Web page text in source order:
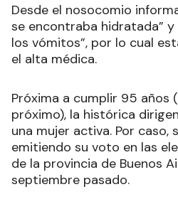
Desde el nosocomio
se encontraba hidratada”
los vómitos”, por lo cual
el alta médica.
Próxima a cumplir 95 años
próximo), la histórica
una mujer activa. Por caso,
emitiendo su voto en las
de la provincia de Buenos
septiembre pasado.